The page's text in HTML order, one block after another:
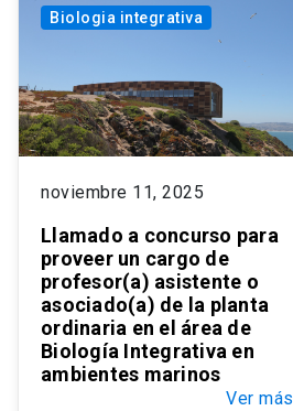
Biologia integrativa
noviembre 11, 2025
Llamado a concurso para
proveer un cargo de
profesor(a) asistente o
asociado(a) de la planta
ordinaria en el área de
Biología Integrativa en
ambientes marinos
Ver más